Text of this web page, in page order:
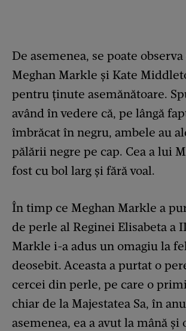
De asemenea, se poate
Meghan Markle și Kate
pentru ținute asemănătoare.
având în vedere că, pe lângă
îmbrăcat în negru, ambele au
pălării negre pe cap. Cea a lui
fost cu bol larg și fără voal.
În timp ce Meghan Markle a
de perle al Reginei Elisabeta a
Markle i-a adus un omagiu la
deosebit. Aceasta a purtat o
cercei din perle, pe care o
chiar de la Majestatea Sa, în
asemenea, ea a avut la mână și